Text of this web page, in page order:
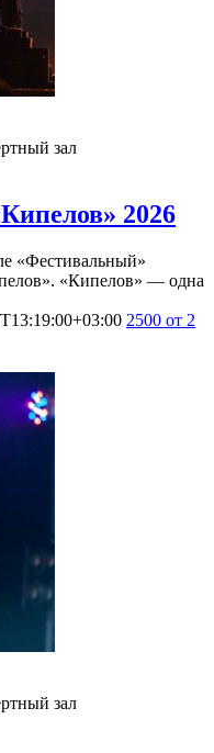
зал
2026
«Фестивальный»
«Кипелов» — одна
2500 от 2
зал